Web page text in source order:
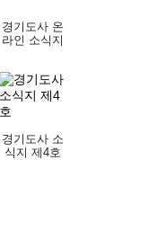
경기도사 온
라인 소식지
경기도사 소
식지 제4호